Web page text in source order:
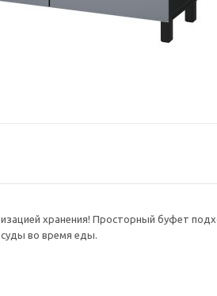
хранения! Просторный буфет
во время еды.